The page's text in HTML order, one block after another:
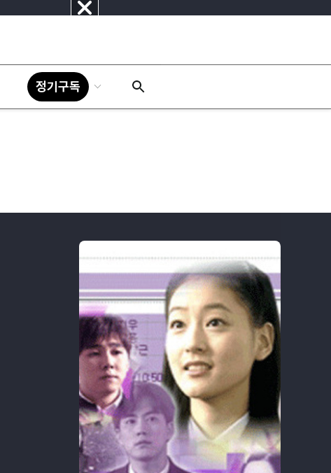
닫
정기구독